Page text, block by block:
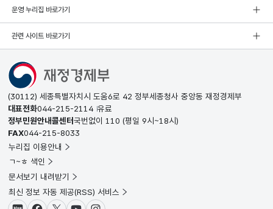
운영 누리집 바로가기
관련 사이트 바로가기
(30112) 세종특별자치시 도움6로 42 정부세종청사 중앙동 재정경제부
대표전화044-215-2114 유료
정부민원안내콜센터국번없이 110 (평일 9시~18시)
FAX044-215-8033
누리집 이용안내
ㄱ~ㅎ 색인
문서보기 내려받기
최신 정보 자동 제공(RSS) 서비스
블로그페이스북X(트위터)유튜브인스타그램